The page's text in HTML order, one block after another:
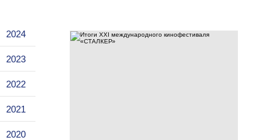
2024
2023
2022
2021
2020